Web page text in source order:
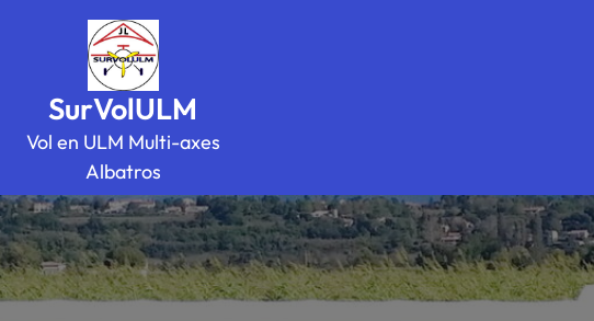
SurVolULM
Vol en ULM Multi-axes
Albatros